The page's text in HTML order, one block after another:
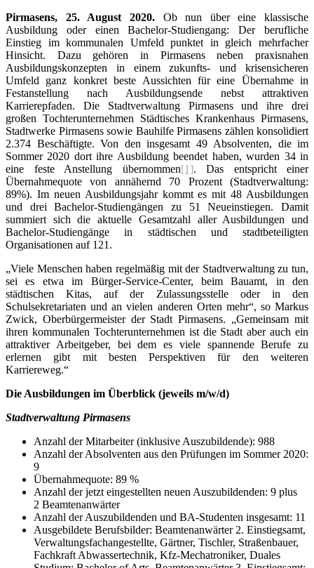
Pirmasens, 25. August 2020. Ob nun über eine klassische
Ausbildung oder einen Bachelor-Studiengang: Der berufliche
Einstieg im kommunalen Umfeld punktet in gleich mehrfacher
Hinsicht. Dazu gehören in Pirmasens neben praxisnahen
Ausbildungskonzepten in einem zukunfts- und krisensicheren
Umfeld ganz konkret beste Aussichten für eine Übernahme in
Festanstellung nach Ausbildungsende nebst attraktiven
Karrierepfaden. Die Stadtverwaltung Pirmasens und ihre drei
großen Tochter­unternehmen Städtisches Krankenhaus Pirmasens,
Stadtwerke Pirmasens sowie Bauhilfe Pirmasens zählen konsolidiert
2.374 Beschäftigte. Von den insgesamt 49 Absolventen, die im
Sommer 2020 dort ihre Ausbildung beendet haben, wurden 34 in
eine feste Anstellung übernommen[1]. Das entspricht einer
Übernahmequote von annähernd 70 Prozent (Stadtver­waltung:
89%). Im neuen Ausbildungsjahr kommt es mit 48 Ausbildungen
und drei Bachelor-Studiengängen zu 51 Neueinstiegen. Damit
summiert sich die aktuelle Gesamtzahl aller Ausbildungen und
Bachelor-Studiengänge in städtischen und stadtbeteiligten
Organisationen auf 121.
„Viele Menschen haben regelmäßig mit der Stadtverwaltung zu tun,
sei es etwa im Bürger-Service-Center, beim Bauamt, in den
städtischen Kitas, auf der Zulassungsstelle oder in den
Schulsekretariaten und an vielen anderen Orten mehr“, so Markus
Zwick, Oberbürgermeister der Stadt Pirmasens. „Gemeinsam mit
ihren kommunalen Tochterunternehmen ist die Stadt aber auch ein
attraktiver Arbeitgeber, bei dem es viele spannende Berufe zu
erlernen gibt mit besten Perspektiven für den weiteren
Karriereweg.“
Die Ausbildungen im Überblick (jeweils m/w/d)
Stadtverwaltung Pirmasens
Anzahl der Mitarbeiter (inklusive Auszubildende): 988
Anzahl der Absolventen aus den Prüfungen im Sommer 2020:
9
Übernahmequote: 89 %
Anzahl der jetzt eingestellten neuen Auszubildenden: 9 plus
2 Beamtenanwärter
Anzahl der Auszubildenden und BA-Studenten insgesamt: 11
Ausgebildete Berufsbilder: Beamtenanwärter 2. Einstiegsamt,
Verwaltungsfachangestellte, Gärtner, Tischler, Straßenbauer,
Fachkraft Abwasser­technik, Kfz-Mechatroniker, Duales